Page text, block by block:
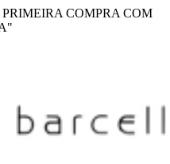
COMPRA COM